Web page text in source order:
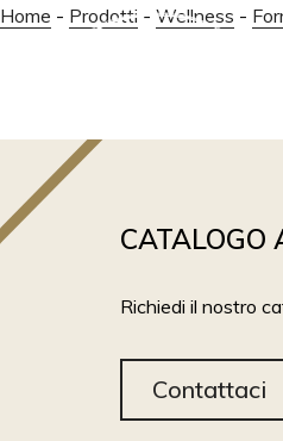
Home - Prodotti - Wellness -
CATALOGO
Richiedi il nostro
Contattaci